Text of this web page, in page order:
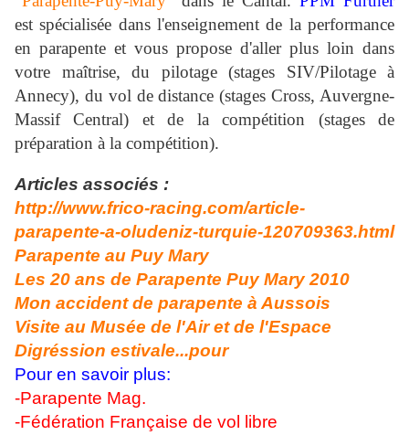
est spécialisée dans l'enseignement de la performance
en parapente et vous propose d'aller plus loin dans
votre maîtrise, du pilotage (stages SIV/Pilotage à
Annecy), du vol de distance (stages Cross, Auvergne-
Massif Central) et de la compétition (stages de
préparation à la compétition).
Articles associés :
http://www.frico-racing.com/article-
parapente-a-oludeniz-turquie-120709363.html
Parapente au Puy Mary
Les 20 ans de Parapente Puy Mary 2010
Mon accident de parapente à Aussois
Visite au Musée de l'Air et de l'Espace
Digréssion estivale...pour
Pour en savoir plus:
-Parapente Mag.
-Fédération Française de vol libre